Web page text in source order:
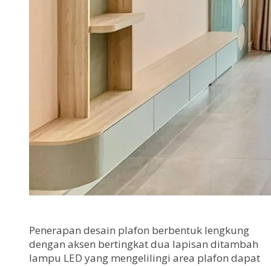
Penerapan desain plafon berbentuk lengkung
dengan aksen bertingkat dua lapisan ditambah
lampu LED yang mengelilingi area plafon dapat